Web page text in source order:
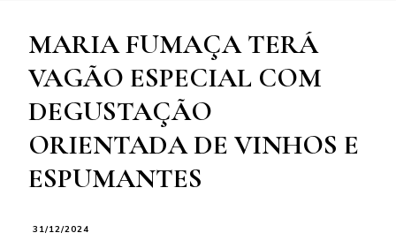
MARIA FUMAÇA TERÁ
VAGÃO ESPECIAL COM
DEGUSTAÇÃO
ORIENTADA DE VINHOS E
ESPUMANTES
31/12/2024